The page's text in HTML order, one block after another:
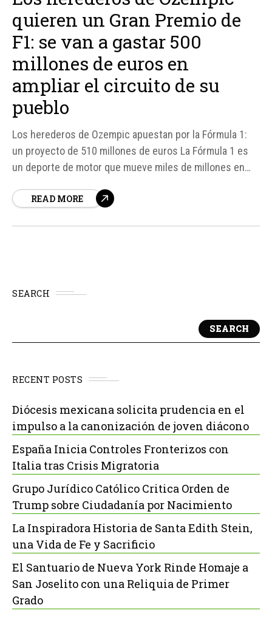
quieren un Gran Premio de
F1: se van a gastar 500
millones de euros en
ampliar el circuito de su
pueblo
Los herederos de Ozempic apuestan por la Fórmula 1:
un proyecto de 510 millones de euros La Fórmula 1 es
un deporte de motor que mueve miles de millones en
las ciudades del mundo compitan por tener su propio
READ MORE
SEARCH
SEARCH
RECENT POSTS
Diócesis mexicana solicita prudencia en el
impulso a la canonización de joven diácono
España Inicia Controles Fronterizos con
Italia tras Crisis Migratoria
Grupo Jurídico Católico Critica Orden de
Trump sobre Ciudadanía por Nacimiento
La Inspiradora Historia de Santa Edith Stein,
una Vida de Fe y Sacrificio
El Santuario de Nueva York Rinde Homaje a
San Joselito con una Reliquia de Primer
Grado